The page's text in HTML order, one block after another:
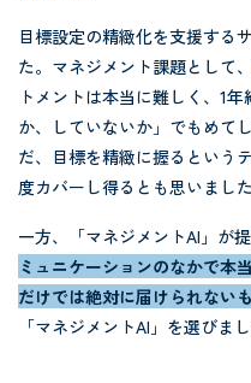
目標設定の精緻化を支援する
た。マネジメント課題として
トメントは本当に難しく、1
か、していないか」でもめて
だ、目標を精緻に握るという
度カバーし得るとも思いました
一方、「マネジメントAI」が
ミュニケーションのなかで本
だけでは絶対に届けられないも
「マネジメントAI」を選びまし